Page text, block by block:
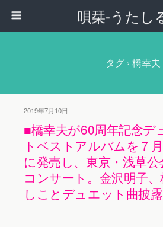
唄栞-うたし
タグ › 橋幸夫
2019年7月10日
■橋幸夫が60周年記念デ
トベストアルバムを７
に発売し、東京・浅草
コンサート。金沢明子、
しことデュエット曲披露